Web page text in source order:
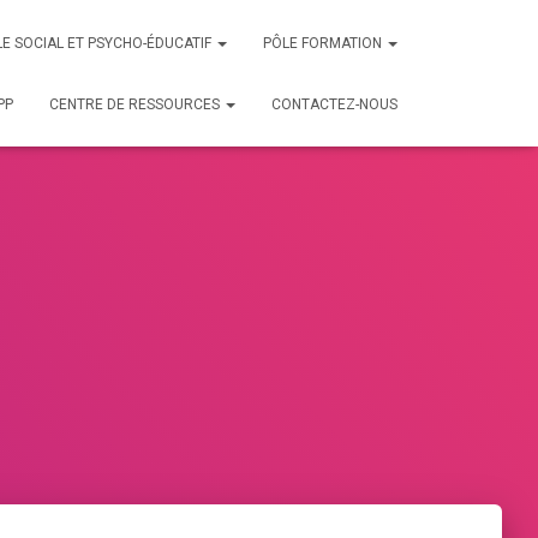
SOCIAL ET PSYCHO-ÉDUCATIF PÔLE FORMATION
CENTRE DE RESSOURCES CONTACTEZ-NOUS